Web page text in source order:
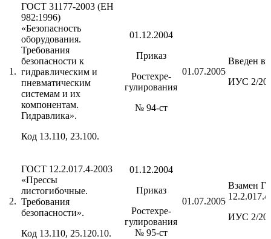
1.
ГОСТ 31177-2003 (ЕН
982:1996)
«Безопасность
оборудования.
Требования
безопасности к
гидравлическим и
пневматическим
системам и их
компонентам.
Гидравлика».
Код 13.110, 23.100.
01.12.2004
Приказ
Ростехре-
гулирования
№ 94-ст
01.07.2005
Введен
ИУС 2/
2.
ГОСТ 12.2.017.4-2003
«Прессы
листогибочные.
Требования
безопасности».
Код 13.110, 25.120.10.
01.12.2004
Приказ
Ростехре-
гулирования
№ 95-ст
01.07.2005
Взамен
ИУС 2/